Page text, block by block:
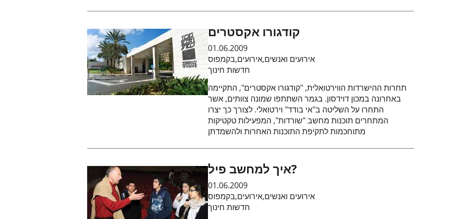
קודגורו אקסטרים
01.06.2009
אירועים ואנשים,אירועים,בקמפוס
חדשות חינוך
תחרות ההישרדות הווירטואלית, "קודגורו אקסטרים", התקיימה
באחרונה במכון דוידסון. בגמר השתתפו שמונה צוותים, אשר
התחרו על השליטה ב"אי בודד" וירטואלי. לצורך כך יצרו
המתחרים תוכנות מחשב "שורדות", המפעילות טקטיקות
מתוחכמות לתקיפת התוכנות האחרות ולהשמדתן
איך למחשב פיל?
01.06.2009
אירועים ואנשים,אירועים,בקמפוס
חדשות חינוך